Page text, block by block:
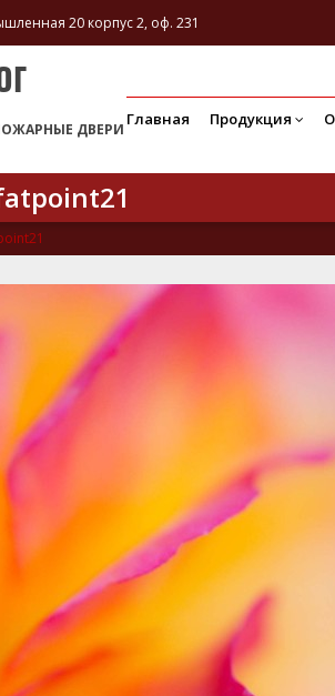
20 корпус 2, оф. 231
ДВЕРИ
Главная Продукция